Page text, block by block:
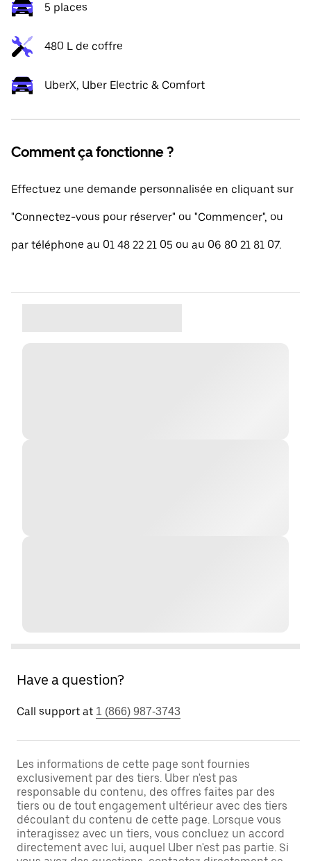
5 places
480 L de coffre
UberX, Uber Electric & Comfort
Comment ça fonctionne ?
Effectuez une demande personnalisée en cliquant sur
"Connectez-vous pour réserver" ou "Commencer", ou
par téléphone au 01 48 22 21 05 ou au 06 80 21 81 07.
Have a question?
Call support at 1 (866) 987-3743
Les informations de cette page sont fournies
exclusivement par des tiers. Uber n'est pas
responsable du contenu, des offres faites par des
tiers ou de tout engagement ultérieur avec des tiers
découlant du contenu de cette page. Lorsque vous
interagissez avec un tiers, vous concluez un accord
directement avec lui, auquel Uber n'est pas partie. Si